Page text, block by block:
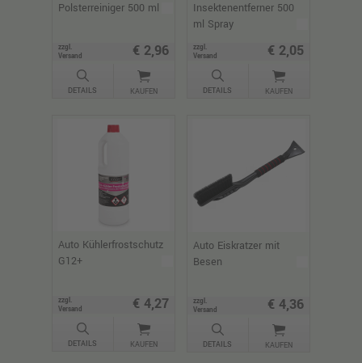
Polsterreiniger 500 ml
zzgl.
Versand
€ 2,96
DETAILS KAUFEN
Insektenentferner 500
ml Spray
zzgl.
Versand
€ 2,05
DETAILS KAUFEN
Auto Kühlerfrostschutz
G12+
zzgl.
Versand
€ 4,27
DETAILS KAUFEN
Auto Eiskratzer mit
Besen
zzgl.
Versand
€ 4,36
DETAILS KAUFEN